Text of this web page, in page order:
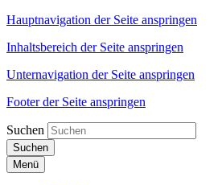
Hauptnavigation der Seite anspringen
Inhaltsbereich der Seite anspringen
Unternavigation der Seite anspringen
Footer der Seite anspringen
Suchen
Suchen
Menü